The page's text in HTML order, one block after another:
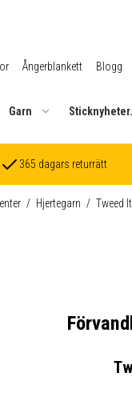
Ångerblankett Blogg
Garn
365 dagars returrätt
/ Hjertegarn / Tweed